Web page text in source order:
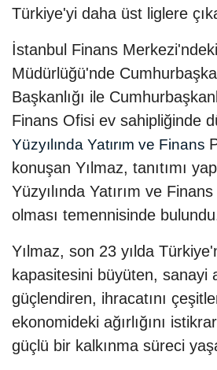
Türkiye'yi daha üst liglere
İstanbul Finans
Müdürlüğü'nde
Başkanlığı ile
Finans Ofisi ev sahipliğinde
Yüzyılında Yatırım ve Finans
konuşan Yılmaz, tanıtımı
Yüzyılında Yatırım ve Finans
olması temennisinde
Yılmaz, son 23 yılda
kapasitesini büyüten, sanayi
güçlendiren, ihracatını
ekonomideki ağırlığını
güçlü bir kalkınma süreci